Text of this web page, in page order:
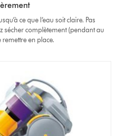
ce que l’eau soit claire. Pas
sécher complètement (pendant au
en place.